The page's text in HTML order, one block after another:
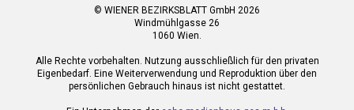
© WIENER BEZIRKSBLATT GmbH 2026
Windmühlgasse 26
1060 Wien.
Alle Rechte vorbehalten. Nutzung ausschließlich für den privaten
Eigenbedarf. Eine Weiterverwendung und Reproduktion über den
persönlichen Gebrauch hinaus ist nicht gestattet.